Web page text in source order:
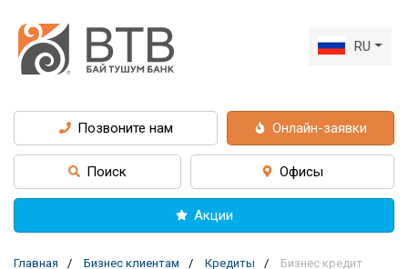
RU
Позвоните нам Онлайн-заявки
Поиск Офисы
Акции
Главная Бизнес клиентам Кредиты Бизнес кредит